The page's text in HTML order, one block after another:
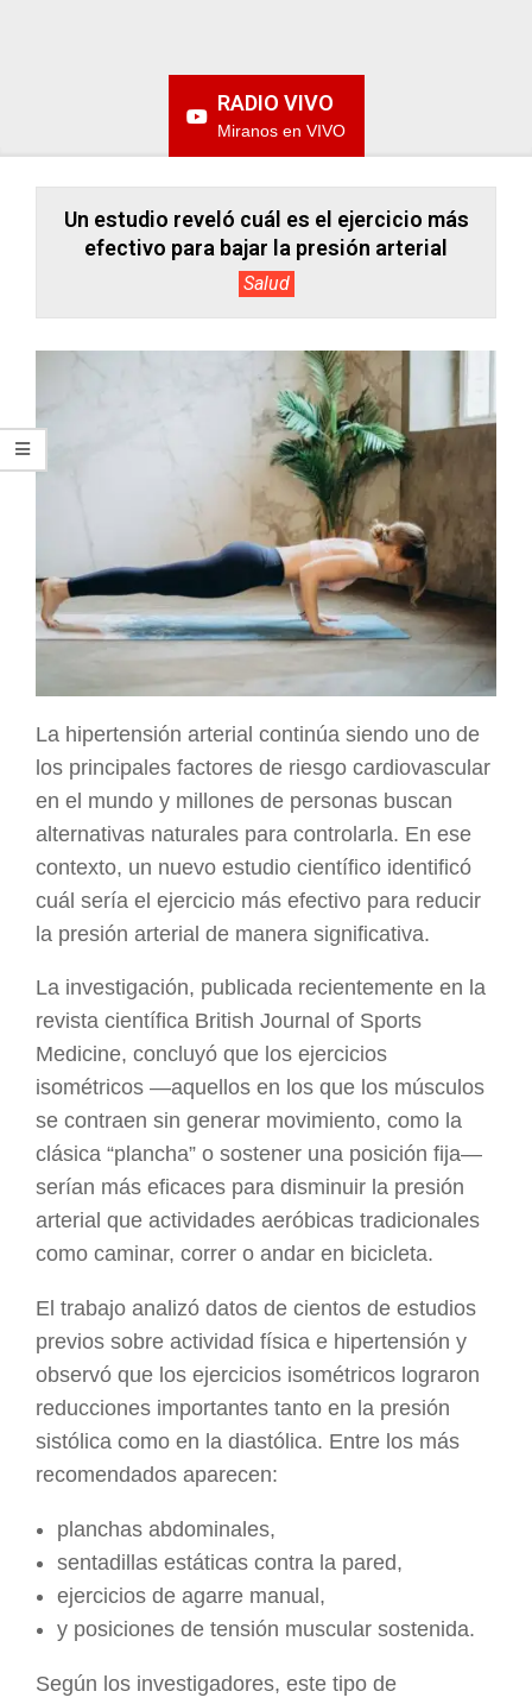
RADIO VIVO
Miranos en VIVO
Un estudio reveló cuál es el ejercicio más
efectivo para bajar la presión arterial
Salud
La hipertensión arterial continúa siendo uno de
los principales factores de riesgo cardiovascular
en el mundo y millones de personas buscan
alternativas naturales para controlarla. En ese
contexto, un nuevo estudio científico identificó
cuál sería el ejercicio más efectivo para reducir
la presión arterial de manera significativa.
La investigación, publicada recientemente en la
revista científica British Journal of Sports
Medicine, concluyó que los ejercicios
isométricos —aquellos en los que los músculos
se contraen sin generar movimiento, como la
clásica “plancha” o sostener una posición fija—
serían más eficaces para disminuir la presión
arterial que actividades aeróbicas tradicionales
como caminar, correr o andar en bicicleta.
El trabajo analizó datos de cientos de estudios
previos sobre actividad física e hipertensión y
observó que los ejercicios isométricos lograron
reducciones importantes tanto en la presión
sistólica como en la diastólica. Entre los más
recomendados aparecen:
planchas abdominales,
sentadillas estáticas contra la pared,
ejercicios de agarre manual,
y posiciones de tensión muscular sostenida.
Según los investigadores, este tipo de